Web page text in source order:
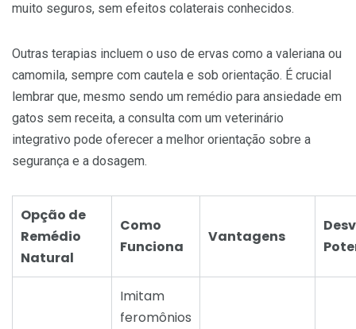
muito seguros, sem efeitos colaterais conhecidos.
Outras terapias incluem o uso de ervas como a valeriana ou
camomila, sempre com cautela e sob orientação. É crucial
lembrar que, mesmo sendo um remédio para ansiedade em
gatos sem receita, a consulta com um veterinário
integrativo pode oferecer a melhor orientação sobre a
segurança e a dosagem.
Opção de
Remédio
Natural
Como
Funciona
Vantagens
Imitam
feromônios